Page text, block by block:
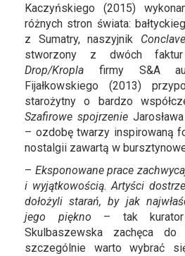
Kaczyńskiego (2015)
różnych stron świata:
z Sumatry, naszyjnik Conclave
stworzony z dwóch
Drop/Kropla firmy S&A
Fijałkowskiego (2013)
starożytny o bardzo
Szafirowe spojrzenie
– ozdobę twarzy inspirowaną
nostalgii zawartą w
– Eksponowane prace
i wyjątkowością. Artyści
dołożyli starań, by jak
jego piękno – tak kurator
Skulbaszewska zachęca
szczególnie warto wybrać